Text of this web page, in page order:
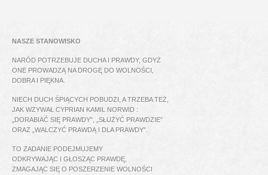
NASZE STANOWISKO
NARÓD POTRZEBUJE DUCHA I PRAWDY, GDYŻ
ONE PROWADZĄ NA DROGĘ DO WOLNOŚCI,
DOBRA I PIĘKNA.
NIECH DUCH ŚPIĄCYCH POBUDZI, A TRZEBA TEŻ,
JAK WZYWAŁ CYPRIAN KAMIL NORWID :
„DORABIAĆ SIĘ PRAWDY”, „SŁUŻYĆ PRAWDZIE”
ORAZ „WALCZYĆ PRAWDĄ I DLA PRAWDY”.
TO ZADANIE PODEJMUJEMY
ODKRYWAJĄC I GŁOSZĄC PRAWDĘ,
ZMAGAJĄC SIĘ O POSZERZENIE WOLNOŚCI